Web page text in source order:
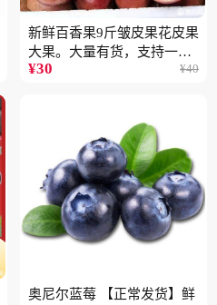
新鲜百香果9斤皱皮果花皮果
大果。大量有货，支持一件
代
¥30 ¥40
奥尼尔蓝莓 【正常发货】鲜